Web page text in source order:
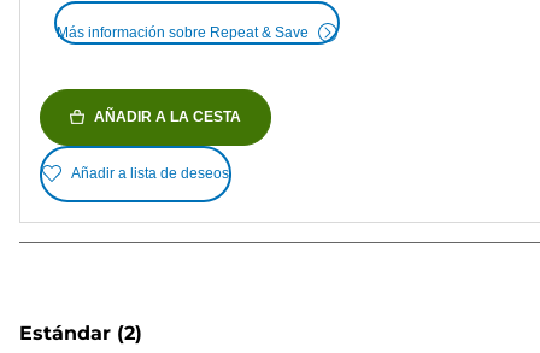
Más información sobre Repeat & Save
AÑADIR A LA CESTA
Añadir a lista de deseos
Estándar (2)